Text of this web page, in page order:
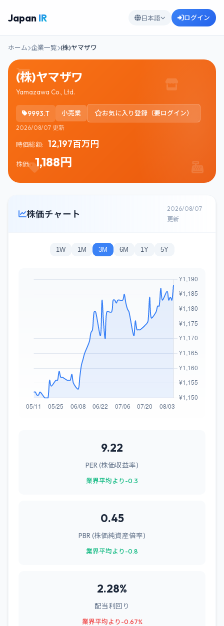
Japan IR 日本語 ログイン
ホーム 企業一覧 (株)ヤマザワ
(株)ヤマザワ
Yamazawa Co., Ltd.
9993.T 小売業 お気に入り登録（要ログイン）
2026/08/07 更新
時価総額: 12,197百万円
株価: 1,188円
株価チャート
2026/08/07
更新
1W 1M 3M 6M 1Y 5Y
9.22
PER (株価収益率)
業界平均より-0.3
0.45
PBR (株価純資産倍率)
業界平均より-0.8
2.28%
配当利回り
業界平均より-0.67%